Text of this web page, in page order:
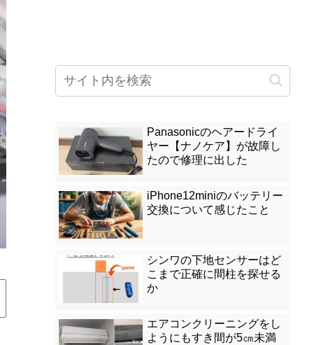
Panasonicのヘアードライ
ヤー【ナノケア】が故障し
たので修理に出した
iPhone12miniのバッテリー
交換について感じたこと
シンワの下地センサーはど
こまで正確に間柱を探せる
か
エアコンクリーニングをし
ようにもすき間が5㎝未満